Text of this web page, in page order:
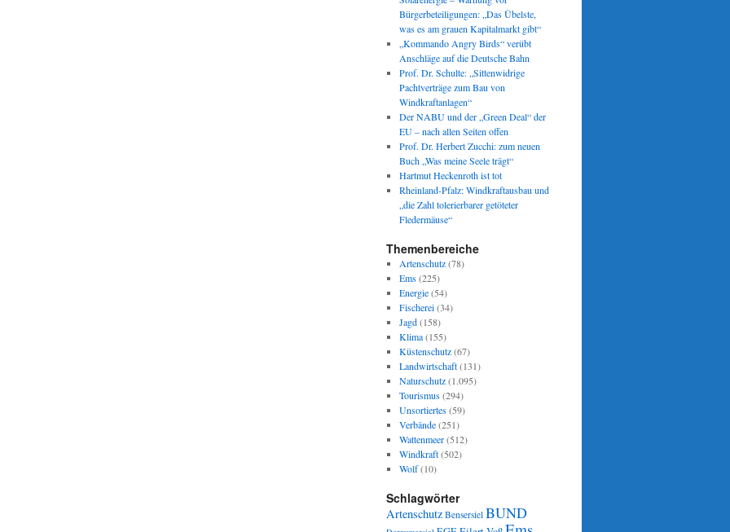
Bürgerbeteiligungen: „Das Übelste,
was es am grauen Kapitalmarkt gibt“
„Kommando Angry Birds“ verübt
Anschläge auf die Deutsche Bahn
Prof. Dr. Schulte: „Sittenwidrige
Pachtverträge zum Bau von
Windkraftanlagen“
Der NABU und der „Green Deal“ der
EU – nach allen Seiten offen
Prof. Dr. Herbert Zucchi: zum neuen
Buch „Was meine Seele trägt“
Hartmut Heckenroth ist tot
Rheinland-Pfalz: Windkraftausbau und
„die Zahl tolerierbarer getöteter
Fledermäuse“
Themenbereiche
Artenschutz(78)
Ems(225)
Energie(54)
Fischerei(34)
Jagd(158)
Klima(155)
Küstenschutz(67)
Landwirtschaft(131)
Naturschutz(1.095)
Tourismus(294)
Unsortiertes(59)
Verbände(251)
Wattenmeer(512)
Windkraft(502)
Wolf(10)
Schlagwörter
Artenschutz Bensersiel BUND